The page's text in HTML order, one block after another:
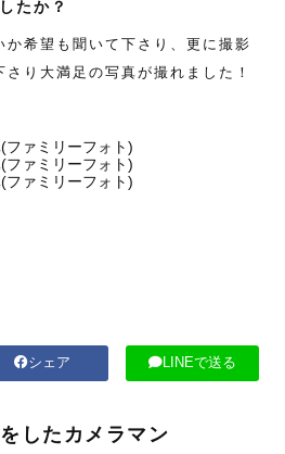
たか？
か希望も聞いて下さり、更に撮影
り大満足の写真が撮れました！
シェア LINEで送る
したカメラマン